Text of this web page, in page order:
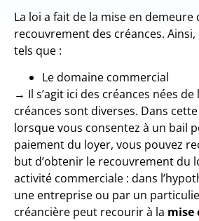
La loi a fait de la mise en
recouvrement des créances.
tels que :
Le domaine commercial
→ Il s’agit ici des créances nées
créances sont diverses. Dans
lorsque vous consentez à un bail
paiement du loyer, vous pouvez
but d’obtenir le recouvrement du
activité commerciale : dans
une entreprise ou par un
créancière peut recourir à la mise